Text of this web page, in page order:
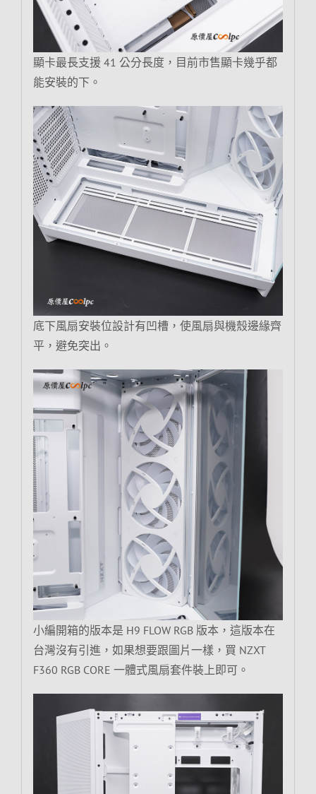
顯卡最長支援 41 公分長度，目前市售顯卡幾乎都
能安裝的下。
底下風扇安裝位設計有凹槽，使風扇與機殼邊緣齊
平，避免突出。
小編開箱的版本是 H9 FLOW RGB 版本，這版本在
台灣沒有引進，如果想要跟圖片一樣，買 NZXT
F360 RGB CORE 一體式風扇套件裝上即可。